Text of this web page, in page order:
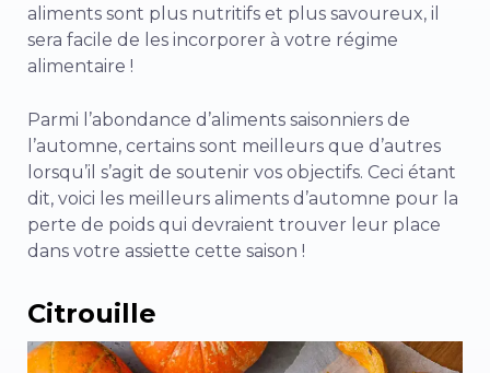
aliments sont plus nutritifs et plus savoureux, il
sera facile de les incorporer à votre régime
alimentaire !
Parmi l’abondance d’aliments saisonniers de
l’automne, certains sont meilleurs que d’autres
lorsqu’il s’agit de soutenir vos objectifs. Ceci étant
dit, voici les meilleurs aliments d’automne pour la
perte de poids qui devraient trouver leur place
dans votre assiette cette saison !
Citrouille